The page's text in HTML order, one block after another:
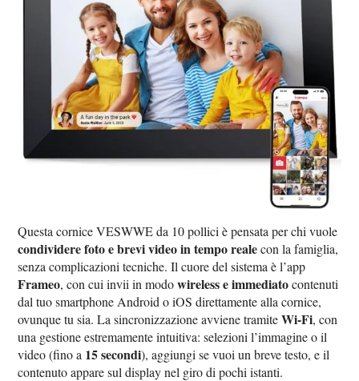
Questa cornice VESWWE da 10 pollici è pensata per chi vuole
condividere foto e brevi video in tempo realecon la famiglia,
senza complicazioni tecniche. Il cuore del sistema è l’app
Frameo, con cui invii in modowireless e immediatocontenuti
dal tuo smartphone Android o iOS direttamente alla cornice,
ovunque tu sia. La sincronizzazione avviene tramiteWi-Fi, con
una gestione estremamente intuitiva: selezioni l’immagine o il
video (fino a 15 secondi), aggiungi se vuoi un breve testo, e il
contenuto appare sul display nel giro di pochi istanti.